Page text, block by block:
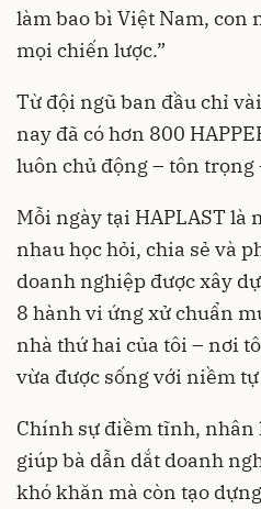
làm bao bì Việt Nam, con
mọi chiến lược.”
Từ đội ngũ ban đầu chỉ
nay đã có hơn 800
luôn chủ động – tôn
Mỗi ngày tại HAPLAST là
nhau học hỏi, chia sẻ và
doanh nghiệp được xây
8 hành vi ứng xử chuẩn
nhà thứ hai của tôi – nơi
vừa được sống với niềm tự
Chính sự điềm tĩnh,
giúp bà dẫn dắt doanh
khó khăn mà còn tạo